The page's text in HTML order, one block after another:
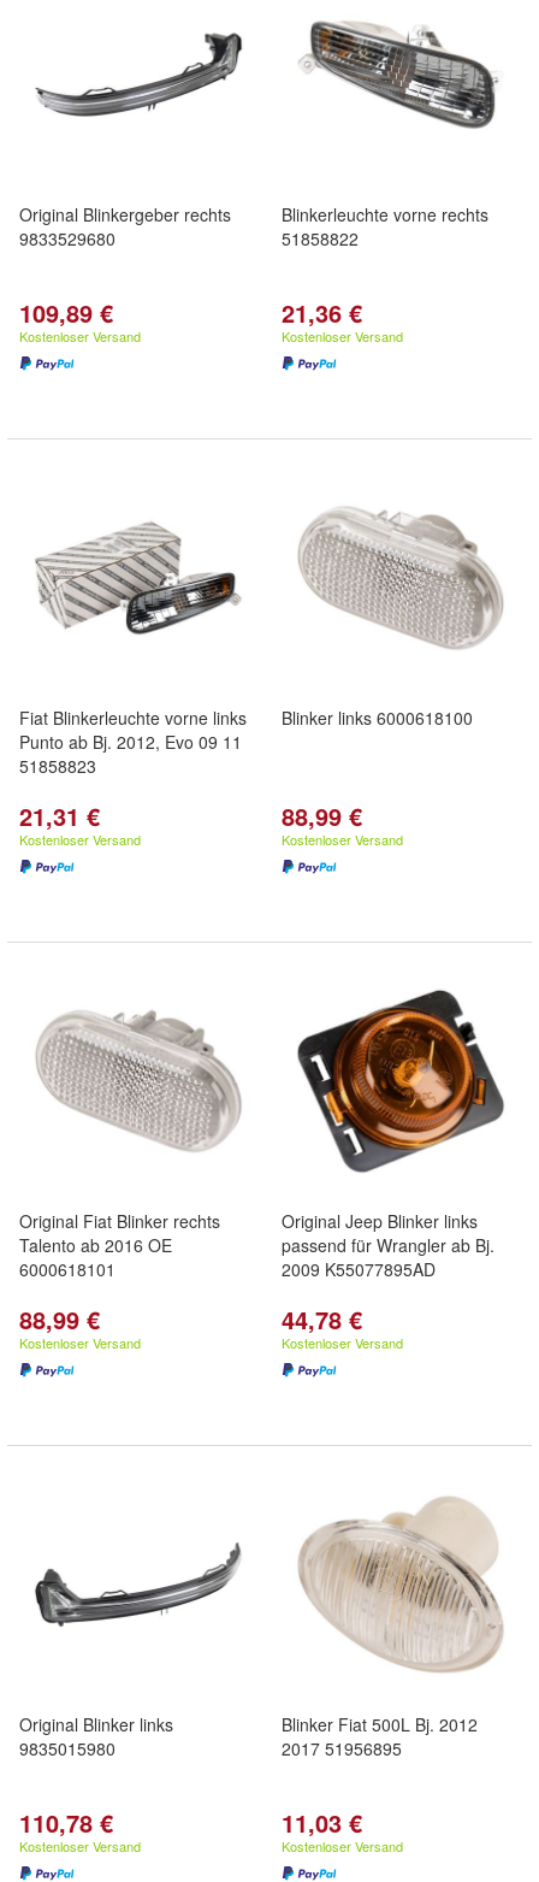
Original Blinkergeber rechts
9833529680
109,89 €
Kostenloser Versand
Blinkerleuchte vorne rechts
51858822
21,36 €
Kostenloser Versand
Fiat Blinkerleuchte vorne links
Punto ab Bj. 2012, Evo 09 11
51858823
21,31 €
Kostenloser Versand
Blinker links 6000618100
88,99 €
Kostenloser Versand
Original Fiat Blinker rechts
Talento ab 2016 OE
6000618101
88,99 €
Kostenloser Versand
Original Jeep Blinker links
passend für Wrangler ab Bj.
2009 K55077895AD
44,78 €
Kostenloser Versand
Original Blinker links
9835015980
110,78 €
Kostenloser Versand
Blinker Fiat 500L Bj. 2012
2017 51956895
11,03 €
Kostenloser Versand